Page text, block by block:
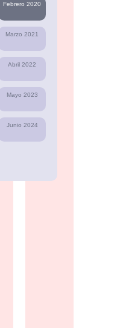
Febrero 2020
Marzo 2021
Abril 2022
Mayo 2023
Junio 2024